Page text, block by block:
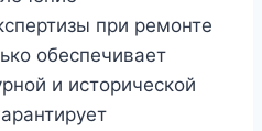
при ремонте
обеспечивает
и исторической